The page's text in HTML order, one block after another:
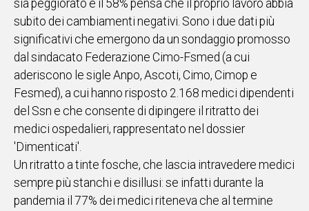
ITALIA
NEL
MONDO
SPORT
EVENTI
STORIE
VIDEO
Vai
sia peggiorato e il 58% pensa che il proprio lavoro abbia
subito dei cambiamenti negativi. Sono i due dati più
significativi che emergono da un sondaggio promosso
dal sindacato Federazione Cimo-Fsmed (a cui
aderiscono le sigle Anpo, Ascoti, Cimo, Cimop e
Fesmed), a cui hanno risposto 2.168 medici dipendenti
del Ssn e che consente di dipingere il ritratto dei
medici ospedalieri, rappresentato nel dossier
'Dimenticati'.
Un ritratto a tinte fosche, che lascia intravedere medici
sempre più stanchi e disillusi: se infatti durante la
pandemia il 77% dei medici riteneva che al termine